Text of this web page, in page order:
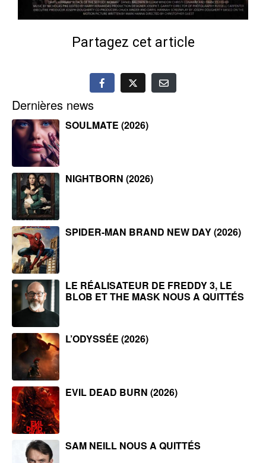
Partagez cet article
Dernières news
SOULMATE (2026)
NIGHTBORN (2026)
SPIDER-MAN BRAND NEW DAY (2026)
LE RÉALISATEUR DE FREDDY 3, LE
BLOB ET THE MASK NOUS A QUITTÉS
L’ODYSSÉE (2026)
EVIL DEAD BURN (2026)
SAM NEILL NOUS A QUITTÉS